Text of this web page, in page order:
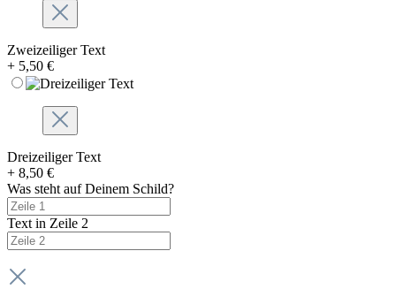
Zweizeiliger Text
+ 5,50 €
Dreizeiliger Text
+ 8,50 €
Was steht auf Deinem Schild?
Text in Zeile 2